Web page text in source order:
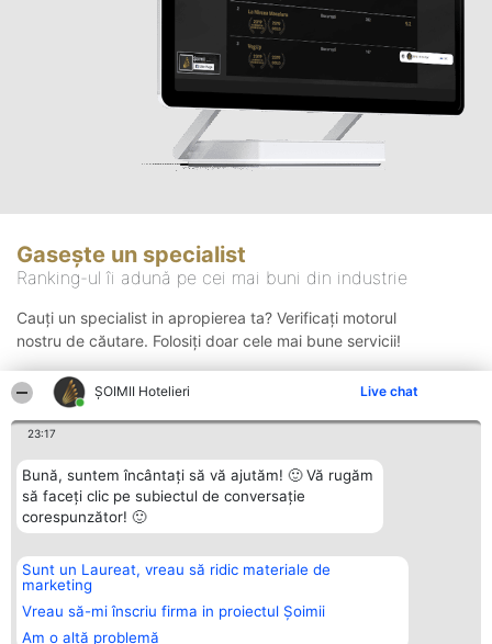
ȘOIMII Hotelieri Live chat
23:17
Bună, suntem încântați să vă ajutăm! 🙂 Vă rugăm
să faceți clic pe subiectul de conversație
corespunzător! 🙂
Sunt un Laureat, vreau să ridic materiale de
marketing
Vreau să-mi înscriu firma in proiectul Șoimii
Am o altă problemă
Gasește un specialist
Ranking-ul îi adună pe cei mai buni din industrie
Cauți un specialist in apropierea ta? Verificați motorul
nostru de căutare. Folosiți doar cele mai bune servicii!
Organizator Ranking
BRIGHT SOLUTIONS BR SRL
Aleea Timisul De Sus 2 Bl. A30
Sc. A Et. 4 Ap. 13 Cod 061952
București
Plebiscyt
Lista Tuturor
Laureaților
Contact